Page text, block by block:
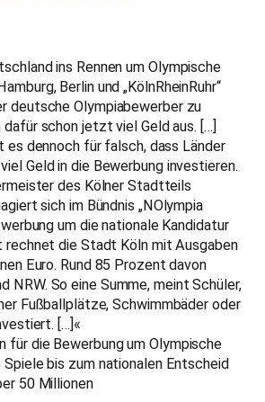
ins Rennen um Olympische
Berlin und „KölnRheinRuhr“
deutsche Olympiabewerber zu
schon jetzt viel Geld aus. […]
es dennoch für falsch, dass Länder
Geld in die Bewerbung investieren.
des Kölner Stadtteils
sich im Bündnis „NOlympia
um die nationale Kandidatur
rechnet die Stadt Köln mit Ausgaben
Euro. Rund 85 Prozent davon
NRW. So eine Summe, meint Schüler,
Fußballplätze, Schwimmbäder oder
[…]«
für die Bewerbung um Olympische
bis zum nationalen Entscheid
50 Millionen